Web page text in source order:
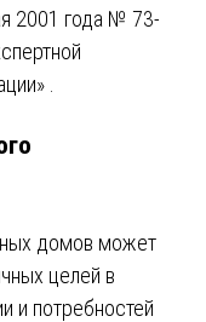
2001 года № 73-
домов может
целей в
и потребностей